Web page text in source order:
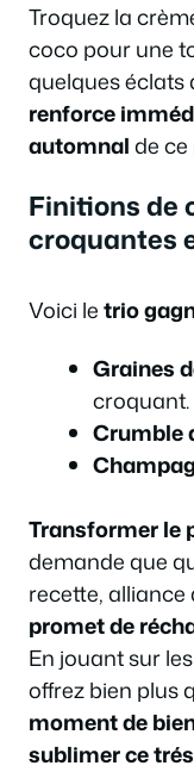
Troquez la
coco pour une
quelques éclats
renforce
automnalde ce
Finitions de
croquantes
Voici letrio
Graines
croquant.
Crumble
Transformer le
demande que
recette,
promet de
En jouant sur
offrez bien plus
moment de
sublimer ce